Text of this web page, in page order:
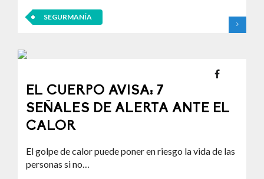
SEGURMANÍA
EL CUERPO AVISA: 7
SEÑALES DE ALERTA ANTE EL
CALOR
El golpe de calor puede poner en riesgo la vida de las
personas si no…